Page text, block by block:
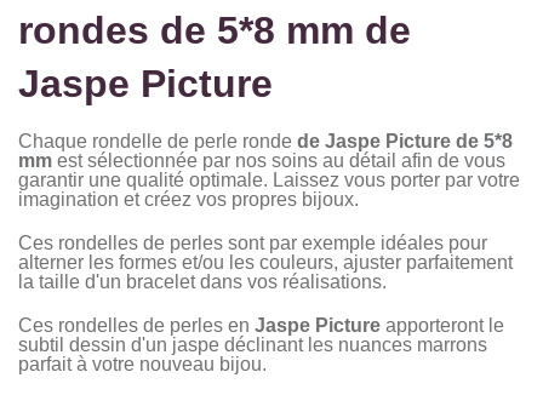
rondes de 5*8 mm de
Jaspe Picture
Chaque rondelle de perle ronde de Jaspe Picture de 5*8
mm est sélectionnée par nos soins au détail afin de vous
garantir une qualité optimale. Laissez vous porter par votre
imagination et créez vos propres bijoux.
Ces rondelles de perles sont par exemple idéales pour
alterner les formes et/ou les couleurs, ajuster parfaitement
la taille d'un bracelet dans vos réalisations.
Ces rondelles de perles en Jaspe Picture apporteront le
subtil dessin d'un jaspe déclinant les nuances marrons
parfait à votre nouveau bijou.